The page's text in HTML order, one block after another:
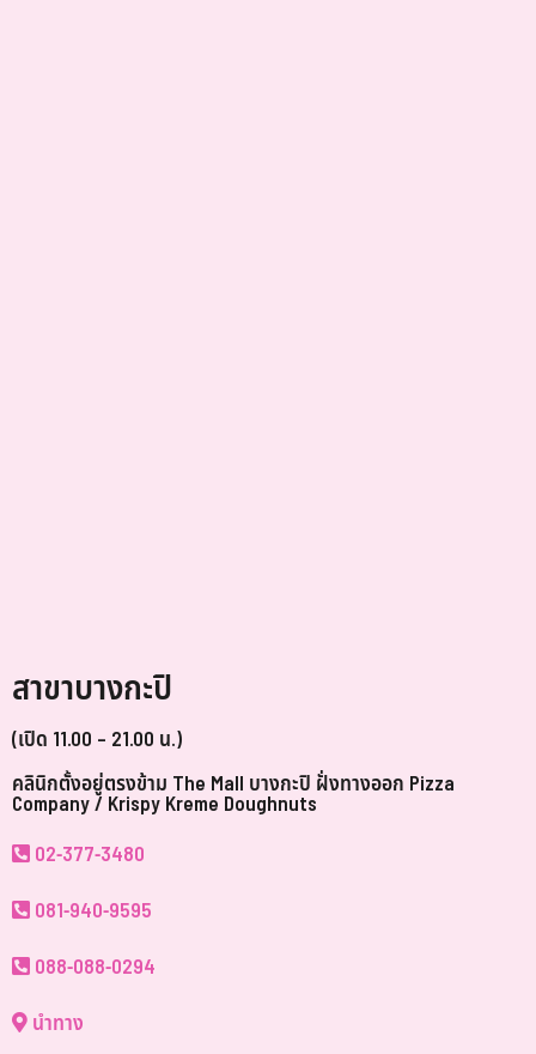
สาขาบางกะปิ
(เปิด 11.00 – 21.00 น.)
คลินิกตั้งอยู่ตรงข้าม The Mall บางกะปิ ฝั่งทางออก Pizza
Company / Krispy Kreme Doughnuts
02-377-3480
081-940-9595
088-088-0294
นำทาง